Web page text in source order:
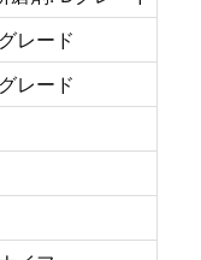
レード
レード